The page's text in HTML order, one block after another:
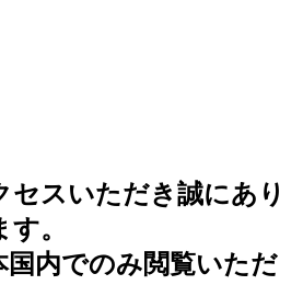
セスいただき誠にあり
。
国内でのみ閲覧いただ